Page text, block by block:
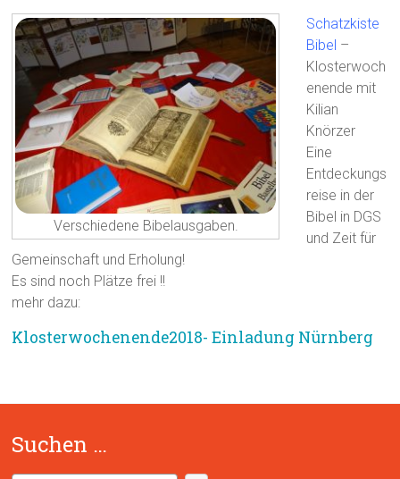
Verschiedene Bibelausgaben.
Schatzkiste
Bibel –
Klosterwoch
enende mit
Kilian
Knörzer
Eine
Entdeckungs
reise in der
Bibel in DGS
und Zeit für
Gemeinschaft und Erholung!
Es sind noch Plätze frei !!
mehr dazu:
Klosterwochenende2018- Einladung Nürnberg
Suchen …